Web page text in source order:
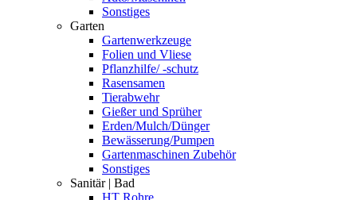
Sonstiges
Garten
Gartenwerkzeuge
Folien und Vliese
Pflanzhilfe/ -schutz
Rasensamen
Tierabwehr
Gießer und Sprüher
Erden/Mulch/Dünger
Bewässerung/Pumpen
Gartenmaschinen Zubehör
Sonstiges
Sanitär | Bad